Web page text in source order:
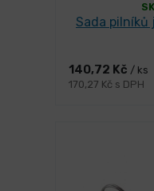
Sada pilníků
140,72 Kč / ks
170,27 Kč s DPH